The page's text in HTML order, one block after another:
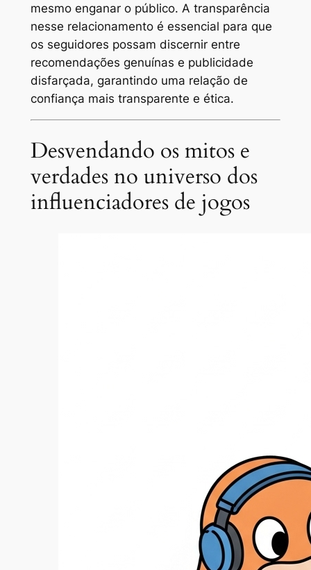
mesmo enganar o público. A transparência
nesse relacionamento é essencial para que
os seguidores possam discernir entre
recomendações genuínas e publicidade
disfarçada, garantindo uma relação de
confiança mais transparente e ética.
Desvendando os mitos e
verdades no universo dos
influenciadores de jogos